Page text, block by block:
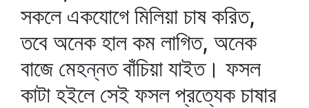
সকলে একযোগে মিলিয়া চাষ করিত,
তবে অনেক হাল কম লাগিত, অনেক
বাজে মেহন্নত বাঁচিয়া যাইত। ফসল
কাটা হইলে সেই ফসল প্রত্যেক চাষার